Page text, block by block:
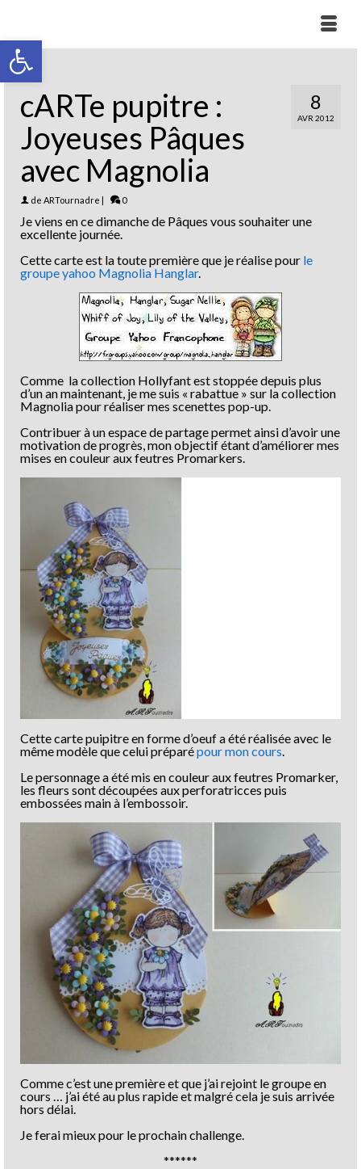
Ouvrir la barre d’outils
8
AVR 2012
cARTe pupitre :
Joyeuses Pâques
avec Magnolia
de ARTournadre | 0
Je viens en ce dimanche de Pâques vous souhaiter une
excellente journée.
Cette carte est la toute première que je réalise pour le
groupe yahoo Magnolia Hanglar.
Comme la collection Hollyfant est stoppée depuis plus
d’un an maintenant, je me suis « rabattue » sur la collection
Magnolia pour réaliser mes scenettes pop-up.
Contribuer à un espace de partage permet ainsi d’avoir une
motivation de progrès, mon objectif étant d’améliorer mes
mises en couleur aux feutres Promarkers.
Cette carte puipitre en forme d’oeuf a été réalisée avec le
même modèle que celui préparépour mon cours.
Le personnage a été mis en couleur aux feutres Promarker,
les fleurs sont découpées aux perforatricces puis
embossées main à l’embossoir.
Comme c’est une première et que j’ai rejoint le groupe en
cours … j’ai été au plus rapide et malgré cela je suis arrivée
hors délai.
Je ferai mieux pour le prochain challenge.
******